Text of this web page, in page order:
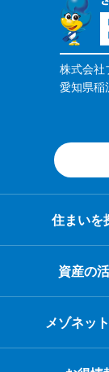
株式会社
愛知県稲
住まいを
資産の
メゾネッ